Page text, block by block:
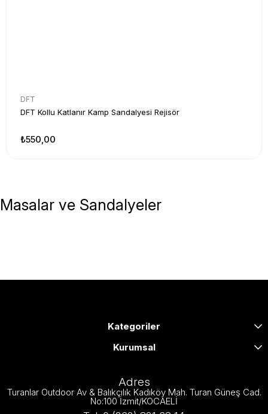
DFT
DFT Kollu Katlanır Kamp Sandalyesi Rejisör
₺550,00
Masalar ve Sandalyeler
Kategoriler
Kurumsal
Adres
Turanlar Outdoor Av & Balıkçılık Kadıköy Mah. Turan Güneş Cad.
No:100 İzmit/KOCAELİ